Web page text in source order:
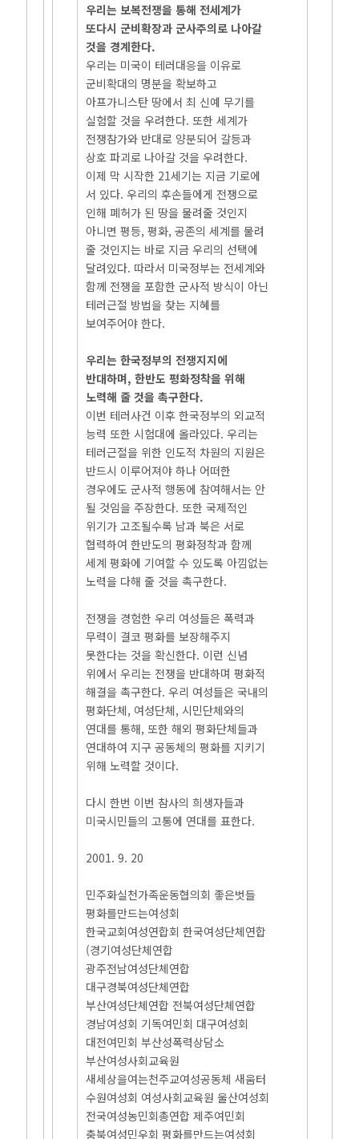
우리는 보복전쟁을 통해 전세계가
또다시 군비확장과 군사주의로 나아갈
것을 경계한다.
우리는 미국이 테러대응을 이유로
군비확대의 명분을 확보하고
아프가니스탄 땅에서 최 신예 무기를
실험할 것을 우려한다. 또한 세계가
전쟁참가와 반대로 양분되어 갈등과
상호 파괴로 나아갈 것을 우려한다.
이제 막 시작한 21세기는 지금 기로에
서 있다. 우리의 후손들에게 전쟁으로
인해 폐허가 된 땅을 물려줄 것인지
아니면 평등, 평화, 공존의 세계를 물려
줄 것인지는 바로 지금 우리의 선택에
달려있다. 따라서 미국정부는 전세계와
함께 전쟁을 포함한 군사적 방식이 아닌
테러근절 방법을 찾는 지혜를
보여주어야 한다.
우리는 한국정부의 전쟁지지에
반대하며, 한반도 평화정착을 위해
노력해 줄 것을 촉구한다.
이번 테러사건 이후 한국정부의 외교적
능력 또한 시험대에 올라있다. 우리는
테러근절을 위한 인도적 차원의 지원은
반드시 이루어져야 하나 어떠한
경우에도 군사적 행동에 참여해서는 안
될 것임을 주장한다. 또한 국제적인
위기가 고조될수록 남과 북은 서로
협력하여 한반도의 평화정착과 함께
세계 평화에 기여할 수 있도록 아낌없는
노력을 다해 줄 것을 촉구한다.
전쟁을 경험한 우리 여성들은 폭력과
무력이 결코 평화를 보장해주지
못한다는 것을 확신한다. 이런 신념
위에서 우리는 전쟁을 반대하며 평화적
해결을 촉구한다. 우리 여성들은 국내의
평화단체, 여성단체, 시민단체와의
연대를 통해, 또한 해외 평화단체들과
연대하여 지구 공동체의 평화를 지키기
위해 노력할 것이다.
다시 한번 이번 참사의 희생자들과
미국시민들의 고통에 연대를 표한다.
2001. 9. 20
민주화실천가족운동협의회 좋은벗들
평화를만드는여성회
한국교회여성연합회 한국여성단체연합
(경기여성단체연합
광주전남여성단체연합
대구경북여성단체연합
부산여성단체연합 전북여성단체연합
경남여성회 기독여민회 대구여성회
대전여민회 부산성폭력상담소
부산여성사회교육원
새세상을여는천주교여성공동체 새움터
수원여성회 여성사회교육원 울산여성회
전국여성농민회총연합 제주여민회
충북여성민우회 평화를만드는여성회